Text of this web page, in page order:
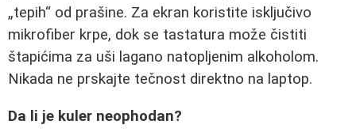
„tepih“ od prašine. Za ekran koristite isključivo
mikrofiber krpe, dok se tastatura može čistiti
štapićima za uši lagano natopljenim alkoholom.
Nikada ne prskajte tečnost direktno na laptop.
Da li je kuler neophodan?